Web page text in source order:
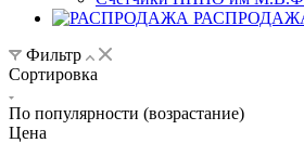
Фильтр
Сортировка
По популярности (возрастание)
Цена